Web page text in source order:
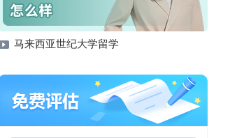
马来西亚世纪大学留学